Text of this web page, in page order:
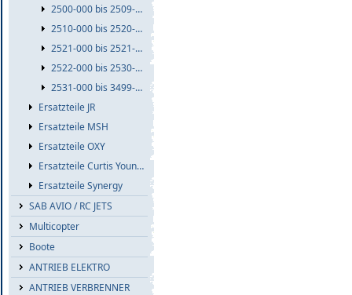
2500-000 bis 2509-999
2510-000 bis 2520-999
2521-000 bis 2521-999
2522-000 bis 2530-999
2531-000 bis 3499-999
Ersatzteile JR
Ersatzteile MSH
Ersatzteile OXY
Ersatzteile Curtis Youngblood
Ersatzteile Synergy
SAB AVIO / RC JETS
Multicopter
Boote
ANTRIEB ELEKTRO
ANTRIEB VERBRENNER